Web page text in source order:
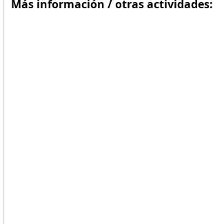
Más información / otras actividades: